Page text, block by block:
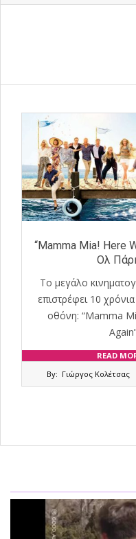
“Mamma Mia! Here
Ολ
Το μεγάλο
επιστρέφει 10
οθόνη: “Mamma
READ
By: Γιώργος Κολέτσας